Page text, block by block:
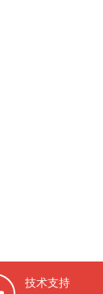
技术支持